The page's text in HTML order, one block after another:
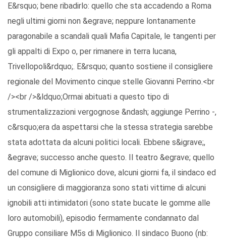
E&rsquo; bene ribadirlo: quello che sta accadendo a Roma
negli ultimi giorni non &egrave; neppure lontanamente
paragonabile a scandali quali Mafia Capitale, le tangenti per
gli appalti di Expo o, per rimanere in terra lucana,
Trivellopoli&rdquo;. E&rsquo; quanto sostiene il consigliere
regionale del Movimento cinque stelle Giovanni Perrino.<br
/><br />&ldquo;Ormai abituati a questo tipo di
strumentalizzazioni vergognose &ndash; aggiunge Perrino -,
c&rsquo;era da aspettarsi che la stessa strategia sarebbe
stata adottata da alcuni politici locali. Ebbene s&igrave;,
&egrave; successo anche questo. Il teatro &egrave; quello
del comune di Miglionico dove, alcuni giorni fa, il sindaco ed
un consigliere di maggioranza sono stati vittime di alcuni
ignobili atti intimidatori (sono state bucate le gomme alle
loro automobili), episodio fermamente condannato dal
Gruppo consiliare M5s di Miglionico. Il sindaco Buono (nb: